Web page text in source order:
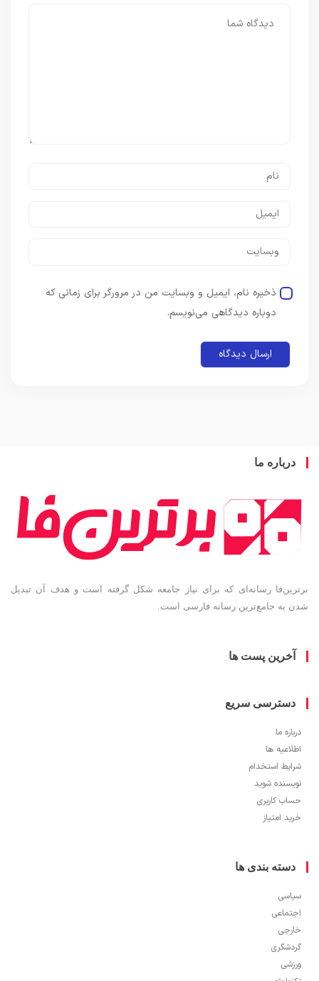
ذخیره نام، ایمیل و وبسایت من در مرورگر برای زمانی که
دوباره دیدگاهی می‌نویسم.
ما
رسانه‌ای که برای نیاز جامعه شکل گرفته است و هدف آن تبدیل
جامع‌ترین رسانه فارسی است.
پست ها
سریع
ها
استخدام
شوید
کاربری
امتیاز
بندی ها